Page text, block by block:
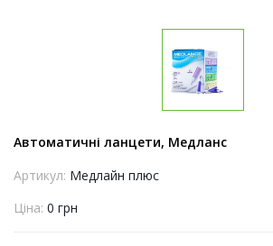
Автоматичні ланцети, Медланс
Артикул: Медлайн плюс
Ціна: 0 грн